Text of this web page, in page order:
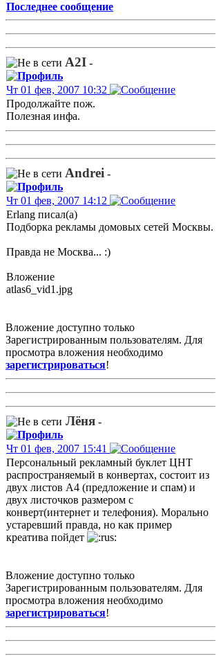
Последнее сообщение
A2I -
Чт 01 фев, 2007 10:32
Продолжайте пож.
Полезная инфа.
Andrei -
Чт 01 фев, 2007 14:12
Erlang писал(а)
Подборка рекламы домовых сетей Москвы.
Правда не Москва... :)
Вложение
atlas6_vid1.jpg
Вложение доступно только
Зарегистрированным пользователям. Для
просмотра вложения необходимо
зарегистрироваться!
Лёня -
Чт 01 фев, 2007 15:41
Персональный рекламный буклет ЦНТ
распространяемый в конвертах, состоит из
двух листов А4 (предложение и спам) и
двух листочков размером с
конверт(интернет и телефония). Морально
устаревший правда, но как пример
креатива пойдет
Вложение доступно только
Зарегистрированным пользователям. Для
просмотра вложения необходимо
зарегистрироваться!